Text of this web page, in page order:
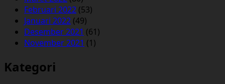
Februari 2022 (53)
Januari 2022 (49)
Desember 2021 (61)
November 2021 (1)
Kategori